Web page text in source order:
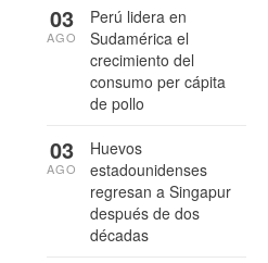
Perú lidera en
Sudamérica el
crecimiento del
consumo per cápita
de pollo
03
AGO
Huevos
estadounidenses
regresan a Singapur
después de dos
décadas
03
AGO